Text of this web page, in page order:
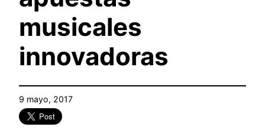
musicales
innovadoras
9 mayo, 2017